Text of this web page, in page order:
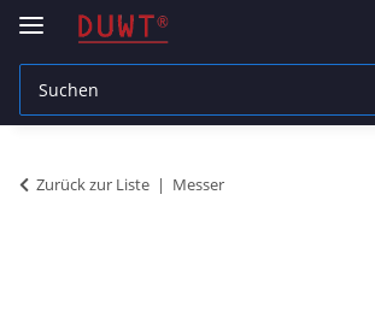
Zurück zur Liste Messer